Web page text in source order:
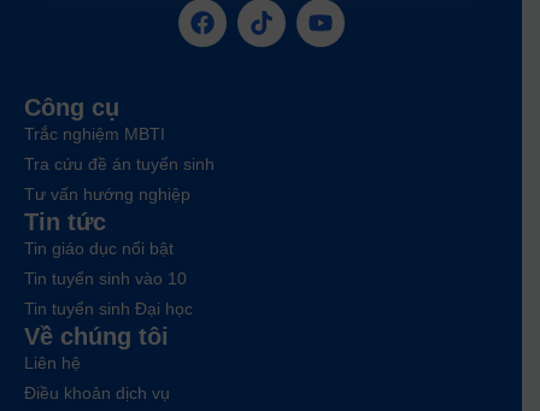
Công cụ
Trắc nghiệm MBTI
Tra cứu đề án tuyển sinh
Tư vấn hướng nghiệp
Tin tức
Tin giáo dục nổi bật
Tin tuyển sinh vào 10
Tin tuyển sinh Đại học
Về chúng tôi
Liên hệ
Điều khoản dịch vụ